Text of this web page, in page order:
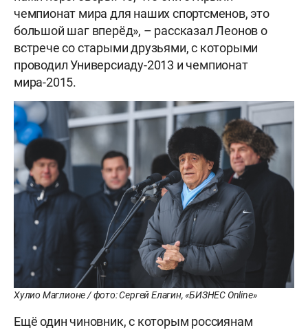
чемпионат мира для наших спортсменов, это
большой шаг вперёд», – рассказал Леонов о
встрече со старыми друзьями, с которыми
проводил Универсиаду-2013 и чемпионат
мира-2015.
Хулио Маглионе / фото: Сергей Елагин, «БИЗНЕС Online»
Ещë один чиновник, с которым россиянам